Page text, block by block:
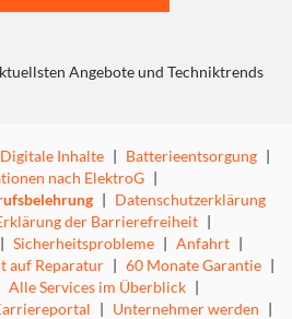
am Akku angeschlossen bleiben
auch wenn der Akku
wird. Somit steht der Akku
ist der Bleilader mit
Kurzschluss und Verpolung
zahlreichen Features sorgt das
und schonende Ladung und
Performance und lange
Angebote und Techniktrends
Digitale Inhalte | Batterieentsorgung |
nach ElektroG |
| Datenschutzerklärung
der Barrierefreiheit |
| Sicherheitsprobleme | Anfahrt |
auf Reparatur | 60 Monate Garantie |
Alle Services im Überblick |
| Unternehmer werden |